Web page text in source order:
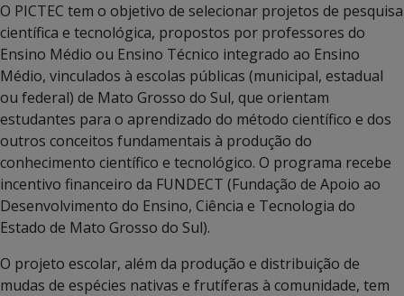
O PICTEC tem o objetivo de selecionar projetos de pesquisa
científica e tecnológica, propostos por professores do
Ensino Médio ou Ensino Técnico integrado ao Ensino
Médio, vinculados à escolas públicas (municipal, estadual
ou federal) de Mato Grosso do Sul, que orientam
estudantes para o aprendizado do método científico e dos
outros conceitos fundamentais à produção do
conhecimento científico e tecnológico. O programa recebe
incentivo financeiro da FUNDECT (Fundação de Apoio ao
Desenvolvimento do Ensino, Ciência e Tecnologia do
Estado de Mato Grosso do Sul).
O projeto escolar, além da produção e distribuição de
mudas de espécies nativas e frutíferas à comunidade, tem